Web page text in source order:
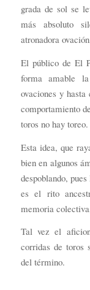
grada de sol se
más absoluto
atronadora
El público de El
forma amable
ovaciones y
comportamiento
toros no hay toreo.
Esta idea, que
bien en algunos
despoblando,
es el rito
memoria
Tal vez el
corridas de toros
del término.